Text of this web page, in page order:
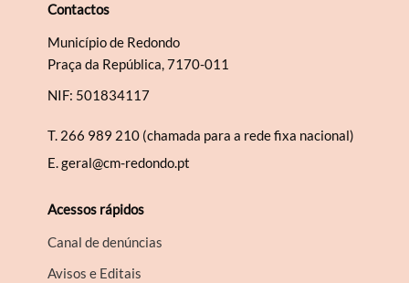
Contactos
Município de Redondo
Praça da República, 7170-011
NIF: 501834117
T. 266 989 210 (chamada para a rede fixa nacional)
E.geral@cm-redondo.pt
Acessos rápidos
Canal de denúncias
Avisos e Editais